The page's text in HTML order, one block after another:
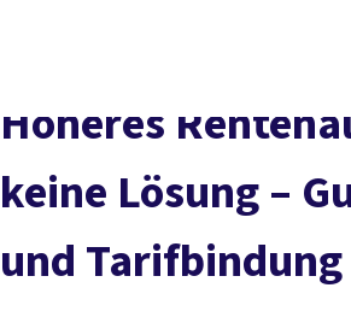
Service
Höheres
keine Lösung –
und